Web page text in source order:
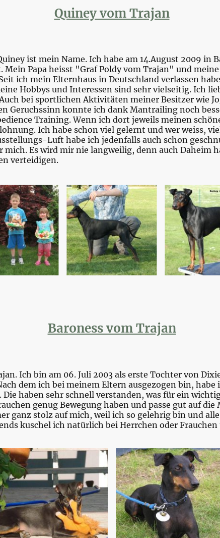
Quiney vom Trajan
ist mein Name. Ich habe am 14.August 2009 in
Papa heisst "Graf Poldy vom Trajan" und
ich mein Elternhaus in Deutschland verlassen
Hobbys und Interessen sind sehr vielseitig. Ich
bei sportlichen Aktivitäten meiner Besitzer wie
Geruchssinn konnte ich dank Mantrailing noch
Training. Wenn ich dort jeweils meinen
Ich habe schon viel gelernt und wer weiss,
Luft habe ich jedenfalls auch schon
Es wird mir nie langweilig, denn auch Daheim
verteidigen.
Baroness vom Trajan
Ich bin am 06. Juli 2003 als erste Tochter von
dem ich bei meinem Eltern ausgezogen bin, habe
haben sehr schnell verstanden, was für ein
genug Bewegung haben und passe gut auf die
ganz stolz auf mich, weil ich so gelehrig bin und
kuschel ich natürlich bei Herrchen oder